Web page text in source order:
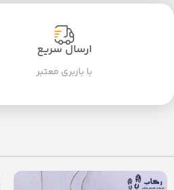
ارسال سریع
با باربری معتبر